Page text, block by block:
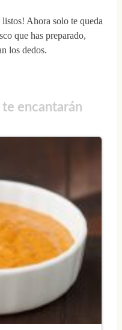
listos! Ahora solo te queda
que has preparado,
los dedos.
encantarán